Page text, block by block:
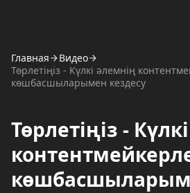
Главная
Видео
Төрлетіңіз - Күлкі әлемнің
көшбасшыларымен кездесу
Төрлетіңіз -